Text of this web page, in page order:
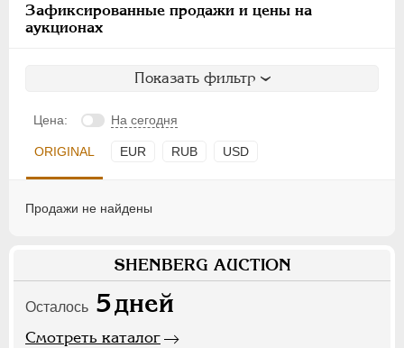
Зафиксированные продажи и цены на
аукционах
Показать фильтр
Цена: На сегодня
ORIGINAL EUR RUB USD
Продажи не найдены
SHENBERG AUCTION
Осталось 5дней
Смотреть каталог